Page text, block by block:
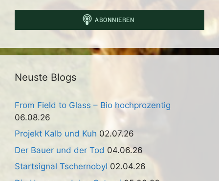
Neuste Blogs
From Field to Glass – Bio hochprozentig
06.08.26
Projekt Kalb und Kuh 02.07.26
Der Bauer und der Tod 04.06.26
Startsignal Tschernobyl 02.04.26